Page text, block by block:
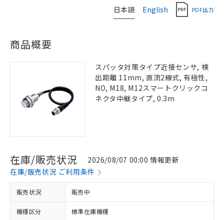
日本語 English PDF出力
商品概要
スパッタ対策タイプ近接センサ, 検
出距離 11mm, 直流2線式, 有極性,
NO, M18, M12スマートクリックコ
ネクタ中継タイプ, 0.3m
在庫/販売状況
2026/08/07 00:00 情報更新
在庫/販売状況 ご利用条件
販売状況 販売中
機種区分 標準在庫機種